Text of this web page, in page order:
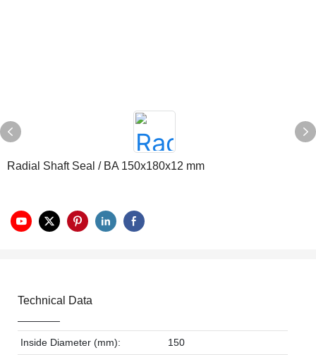
Radial Shaft Seal / BA 150x180x12 mm
Technical Data
Inside Diameter (mm): 150